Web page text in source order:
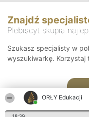
ORŁY Edukacji
Znajdź
Plebiscyt skupia
Szukasz specjalisty w
wyszukiwarkę. Korzystaj